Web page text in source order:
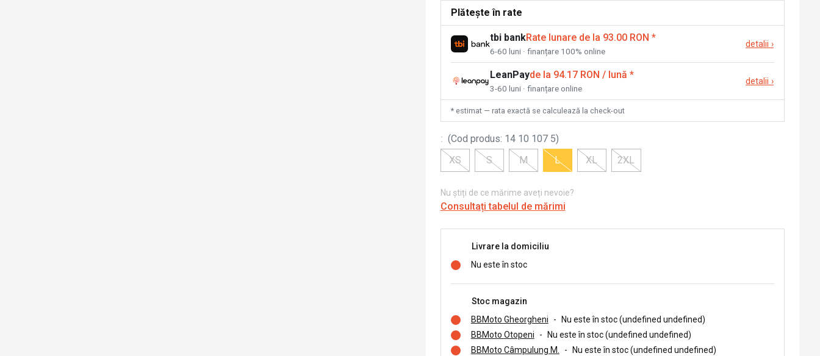
Plătește în rate
tbi bankRate lunare de la 93.00 RON *
6-60 luni · finanțare 100% online
detalii ›
LeanPayde la 94.17 RON / lună *
3-60 luni · finanțare online
detalii ›
* estimat — rata exactă se calculează la check-out
: (Cod produs: 14 10 107 5)
XS
S M L XL 2XL
Nu știți de ce mărime aveți nevoie?
Consultați tabelul de mărimi
Livrare la domiciliu
Nu este în stoc
Stoc magazin
BBMoto Gheorgheni
-
Nu este în stoc (undefined undefined)
BBMoto Otopeni
-
Nu este în stoc (undefined undefined)
BBMoto Câmpulung M.
- Nu este în stoc (undefined undefined)